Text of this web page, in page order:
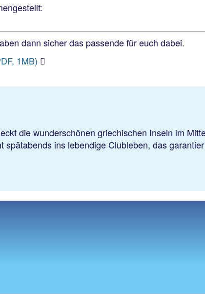
dann sicher das passende für euch dabei.
1MB)
die wunderschönen griechischen Inseln im
ins lebendige Clubleben, das